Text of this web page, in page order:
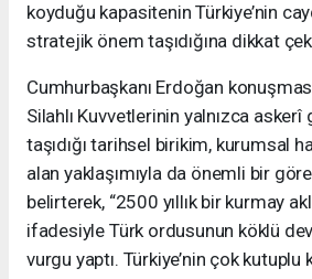
koyduğu kapasitenin Türkiye’nin
stratejik önem taşıdığına dikkat
Cumhurbaşkanı Erdoğan
Silahlı Kuvvetlerinin yalnızca askerî
taşıdığı tarihsel birikim, kurumsal
alan yaklaşımıyla da önemli bir
belirterek, “2500 yıllık bir kurmay
ifadesiyle Türk ordusunun köklü
vurgu yaptı. Türkiye’nin çok